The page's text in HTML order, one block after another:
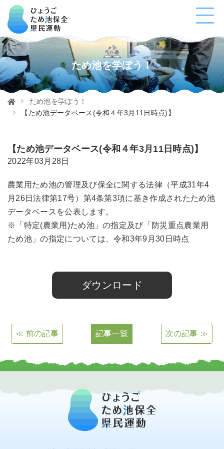
ため池を学ぼう！
ため池を学ぼう！
【ため池データベース(令和４年3月11日時点)】
【ため池データベース(令和４年3月11日時点)】
2022年03月28日
農業用ため池の管理及び保全に関する法律（平成31年4
月26日法律第17号）第4条第3項に基き作成されたため池
データベースを公表します。
※「特定(農業用)ため池」の指定及び「防災重点農業用
ため池」の指定については、令和3年9月30日時点
ダウンロード
≪ 前の記事 記事一覧 次の記事 ≫